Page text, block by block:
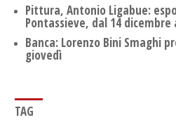
Pittura, Antonio Ligabue:
Pontassieve, dal 14 dicembre
Banca: Lorenzo Bini Smaghi
giovedì
TAG